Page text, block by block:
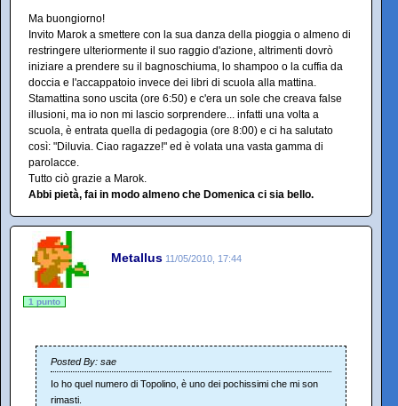
Ma buongiorno!
Invito Marok a smettere con la sua danza della pioggia o almeno di
restringere ulteriormente il suo raggio d'azione, altrimenti dovrò
iniziare a prendere su il bagnoschiuma, lo shampoo o la cuffia da
doccia e l'accappatoio invece dei libri di scuola alla mattina.
Stamattina sono uscita (ore 6:50) e c'era un sole che creava false
illusioni, ma io non mi lascio sorprendere... infatti una volta a
scuola, è entrata quella di pedagogia (ore 8:00) e ci ha salutato
così: "Diluvia. Ciao ragazze!" ed è volata una vasta gamma di
parolacce.
Tutto ciò grazie a Marok.
Abbi pietà, fai in modo almeno che Domenica ci sia bello.
Metallus 11/05/2010, 17:44
1 punto
Posted By: sae
Io ho quel numero di Topolino, è uno dei pochissimi che mi son
rimasti.